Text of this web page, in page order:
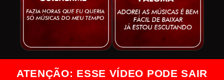
ATENÇÃO: ESSE VÍDEO PODE SAIR